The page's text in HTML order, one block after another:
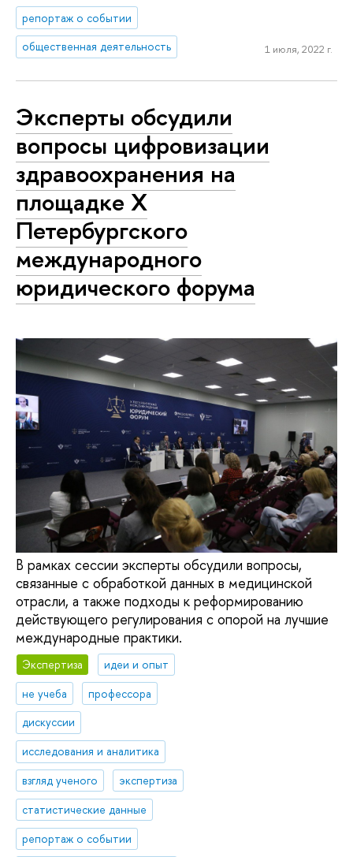
репортаж о событии
общественная деятельность
1 июля, 2022 г.
Эксперты обсудили
вопросы цифровизации
здравоохранения на
площадке X
Петербургского
международного
юридического форума
В рамках сессии эксперты обсудили вопросы,
связанные с обработкой данных в медицинской
отрасли, а также подходы к реформированию
действующего регулирования с опорой на лучшие
международные практики.
Экспертиза
идеи и опыт
не учеба
профессора
дискуссии
исследования и аналитика
взгляд ученого
экспертиза
статистические данные
репортаж о событии